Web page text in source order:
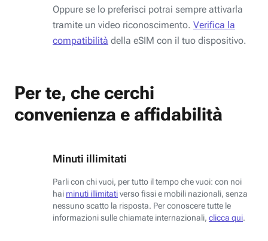
Oppure se lo preferisci potrai sempre attivarla
tramite un video riconoscimento. Verifica la
compatibilità della eSIM con il tuo dispositivo.
Per te, che cerchi
convenienza e affidabilità
Minuti illimitati
Parli con chi vuoi, per tutto il tempo che vuoi: con noi
hai minuti illimitativerso fissi e mobili nazionali, senza
nessuno scatto la risposta. Per conoscere tutte le
informazioni sulle chiamate internazionali, clicca qui.